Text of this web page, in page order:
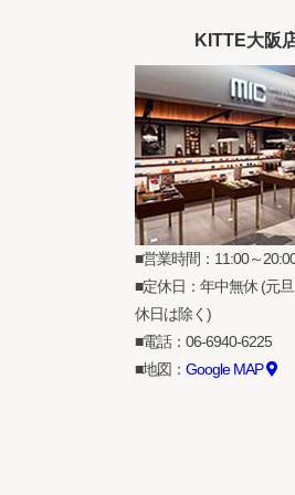
KITTE大阪
営業時間：11:00～
定休日：年中無休 (元
休日は除く)
電話： 06-6940-6225
地図： Google MAP